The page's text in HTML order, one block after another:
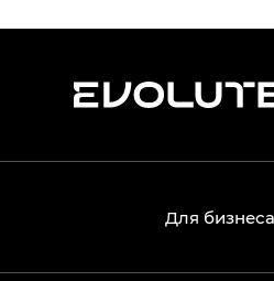
Для бизнеса